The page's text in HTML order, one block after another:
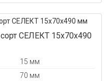
СЕЛЕКТ 15x70x490
15 мм
70 мм